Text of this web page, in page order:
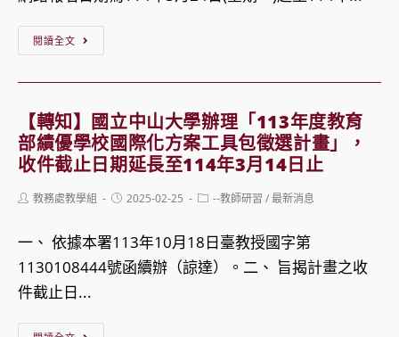
測
驗」
辦
「戰
爭
與
和
列
工
閱讀全文
義
守
大
學
學
年
【轉知】國立中山大學辦理「113年度教育
部績優學校國際化方案工具包徵選計畫」，
收件截止日期延長至114年3月14日止
Post教務處教學組
Post2025-02-25
Post--教師研習 /最新消息
一、 依據本署113年10月18日臺教授國字第
1130108444號函續辦（諒達）。二、 旨揭計畫之收
件截止日...